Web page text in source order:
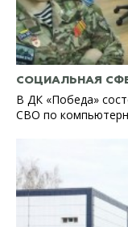
СОЦИАЛЬНАЯ
В ДК «Победа»
СВО по